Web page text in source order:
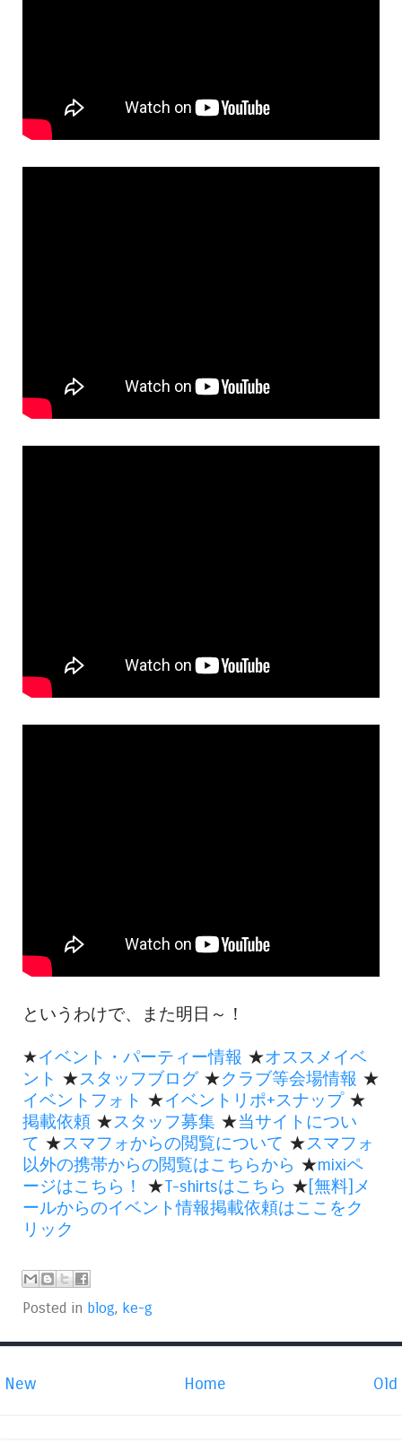
というわけで、また明日～！
★イベント・パーティー情報 ★オススメイベ
ント ★スタッフブログ ★クラブ等会場情報 ★
イベントフォト ★イベントリポ+スナップ★
掲載依頼 ★スタッフ募集 ★当サイトについ
て ★スマフォからの閲覧について ★スマフォ
以外の携帯からの閲覧はこちらから ★mixiペ
ージはこちら！
★T-shirtsはこちら ★[無料]メ
ールからのイベント情報掲載依頼はここをク
リック
Posted in blog, ke-g
New Old
Home